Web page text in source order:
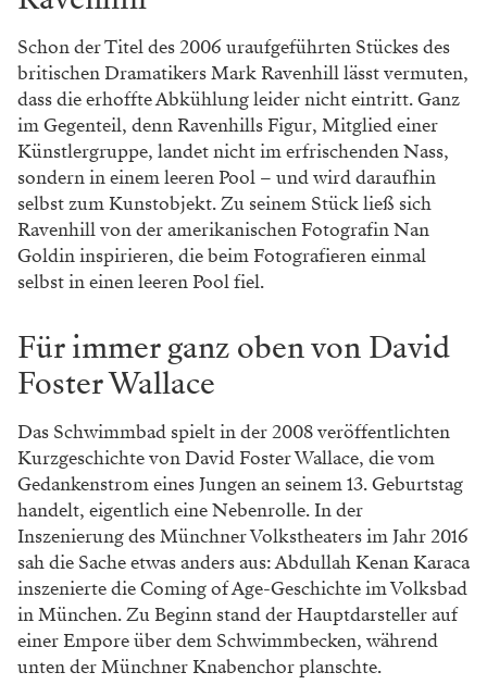
Schon der Titel des 2006 uraufgeführten Stückes des
britischen Dramatikers Mark Ravenhill lässt vermuten,
dass die erhoffte Abkühlung leider nicht eintritt. Ganz
im Gegenteil, denn Ravenhills Figur, Mitglied einer
Künstlergruppe, landet nicht im erfrischenden Nass,
sondern in einem leeren Pool – und wird daraufhin
selbst zum Kunstobjekt. Zu seinem Stück ließ sich
Ravenhill von der amerikanischen Fotografin Nan
Goldin inspirieren, die beim Fotografieren einmal
selbst in einen leeren Pool fiel.
Für immer ganz oben von David
Foster Wallace
Das Schwimmbad spielt in der 2008 veröffentlichten
Kurzgeschichte von David Foster Wallace, die vom
Gedankenstrom eines Jungen an seinem 13. Geburtstag
handelt, eigentlich eine Nebenrolle. In der
Inszenierung des Münchner Volkstheaters im Jahr 2016
sah die Sache etwas anders aus: Abdullah Kenan Karaca
inszenierte die Coming of Age-Geschichte im Volksbad
in München. Zu Beginn stand der Hauptdarsteller auf
einer Empore über dem Schwimmbecken, während
unten der Münchner Knabenchor planschte.